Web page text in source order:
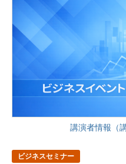
講演者情報（
ビジネスセミナー